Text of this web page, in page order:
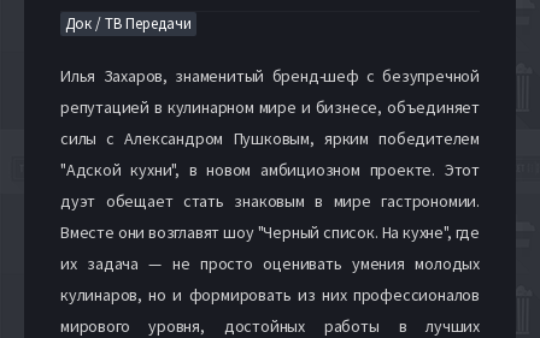
Док / ТВ Передачи
Илья Захаров, знаменитый бренд-шеф с безупречной
репутацией в кулинарном мире и бизнесе, объединяет
силы с Александром Пушковым, ярким победителем
"Адской кухни", в новом амбициозном проекте. Этот
дуэт обещает стать знаковым в мире гастрономии.
Вместе они возглавят шоу "Черный список. На кухне", где
их задача — не просто оценивать умения молодых
кулинаров, но и формировать из них профессионалов
мирового уровня, достойных работы в лучших